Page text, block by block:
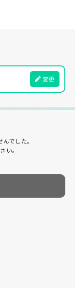
変更
でした。
い。